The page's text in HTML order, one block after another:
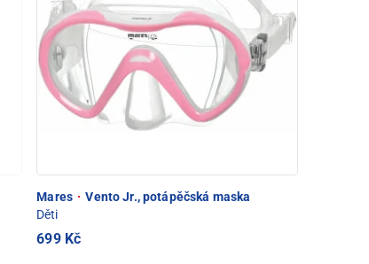
Mares · Vento Jr., potápěčská maska
Děti
699 Kč